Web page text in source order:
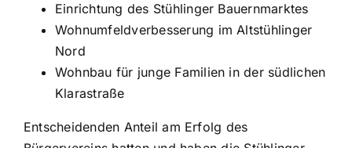
Einrichtung des Stühlinger Bauernmarktes
Wohnumfeldverbesserung im Altstühlinger
Nord
Wohnbau für junge Familien in der südlichen
Klarastraße
Entscheidenden Anteil am Erfolg des